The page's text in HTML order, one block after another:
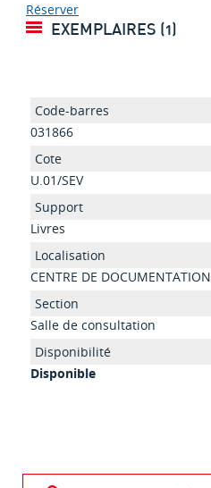
Réserver
EXEMPLAIRES (1)
031866
U.01/SEV
Livres
CENTRE DE DOCUMENTATION
Salle de consultation
Disponible